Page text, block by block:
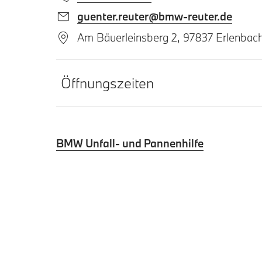
guenter.reuter@bmw-reuter.de
Am Bäuerleinsberg 2, 97837
Öffnungszeiten
BMW Unfall- und Pannenhilfe